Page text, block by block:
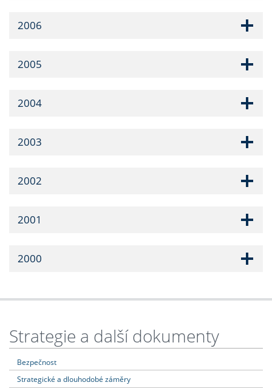
2006
2005
2004
2003
2002
2001
2000
Strategie a další dokumenty
Bezpečnost
Strategické a dlouhodobé záměry